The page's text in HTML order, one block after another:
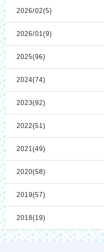
2026/02(5)
2026/01(9)
2025(96)
2024(74)
2023(92)
2022(51)
2021(49)
2020(58)
2019(57)
2018(19)